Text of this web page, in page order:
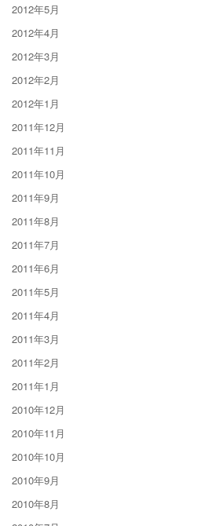
2012年5月
2012年4月
2012年3月
2012年2月
2012年1月
2011年12月
2011年11月
2011年10月
2011年9月
2011年8月
2011年7月
2011年6月
2011年5月
2011年4月
2011年3月
2011年2月
2011年1月
2010年12月
2010年11月
2010年10月
2010年9月
2010年8月